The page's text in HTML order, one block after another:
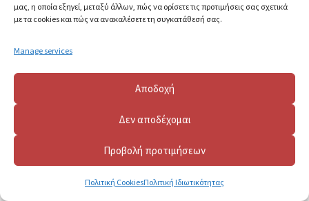
μας, η οποία εξηγεί, μεταξύ άλλων, πώς να ορίσετε τις προτιμήσεις σας σχετικά
με τα cookies και πώς να ανακαλέσετε τη συγκατάθεσή σας.
Manage services
Αποδοχή
Δεν αποδέχομαι
Προβολή προτιμήσεων
Πολιτική CookiesΠολιτική Ιδιωτικότητας
2023 ©Πανεπιστήμιο Πατρών